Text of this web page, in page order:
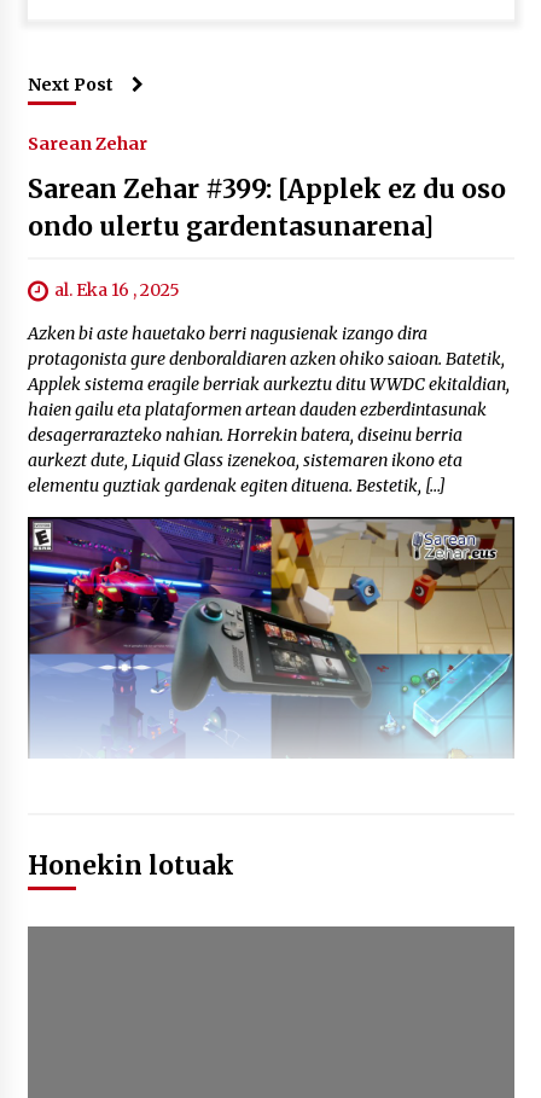
Next Post
Sarean Zehar
Sarean Zehar #399: [Applek ez du oso
ondo ulertu gardentasunarena]
al. Eka 16 , 2025
Azken bi aste hauetako berri nagusienak izango dira
protagonista gure denboraldiaren azken ohiko saioan. Batetik,
Applek sistema eragile berriak aurkeztu ditu WWDC ekitaldian,
haien gailu eta plataformen artean dauden ezberdintasunak
desagerrarazteko nahian. Horrekin batera, diseinu berria
aurkezt dute, Liquid Glass izenekoa, sistemaren ikono eta
elementu guztiak gardenak egiten dituena. Bestetik, […]
Honekin lotuak